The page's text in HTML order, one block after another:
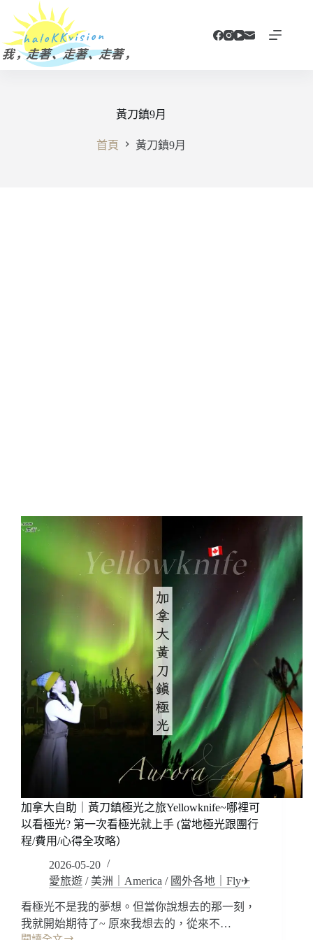
主
要
黃刀鎮9月
首頁 黃刀鎮9月
加拿大自助｜黃刀鎮極光之旅Yellowknife~哪裡可
以看極光? 第一次看極光就上手 (當地極光跟團行
程/費用/心得全攻略）
2026-05-20
愛旅遊 / 美洲｜America / 國外各地｜Fly✈
看極光不是我的夢想。但當你說想去的那一刻，
我就開始期待了~ 原來我想去的，從來不…